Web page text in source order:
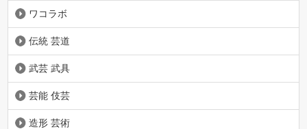
ワコラボ
伝統 芸道
武芸 武具
芸能 伎芸
造形 芸術